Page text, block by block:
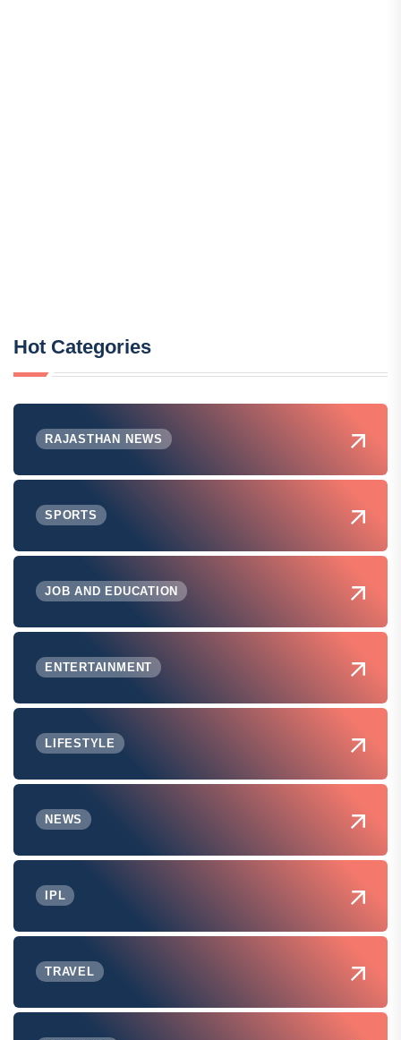
Hot Categories
RAJASTHAN NEWS
SPORTS
JOB AND EDUCATION
ENTERTAINMENT
LIFESTYLE
NEWS
IPL
TRAVEL